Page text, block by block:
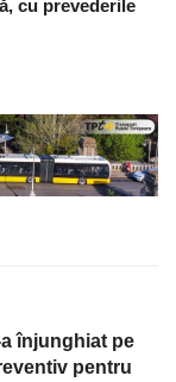
cu prevederile
înjunghiat pe
pentru